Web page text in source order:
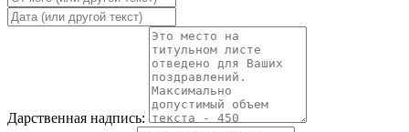
Дарственная надпись: